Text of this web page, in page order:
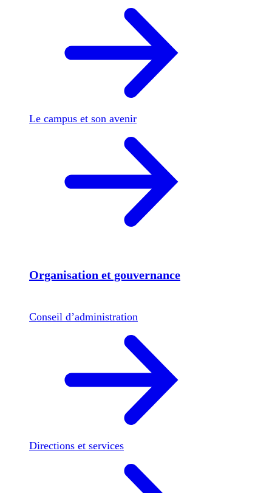
Le campus et son avenir
Organisation et gouvernance
Conseil d’administration
Directions et services